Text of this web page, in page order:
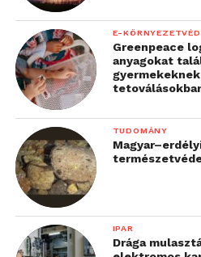
erőforrás
üzemeltetés,
fejlesztés
– teszi hozzá Szekeres
E-
Greenpeace
anyagokat
TUDOMÁNY
IPAR
Drága